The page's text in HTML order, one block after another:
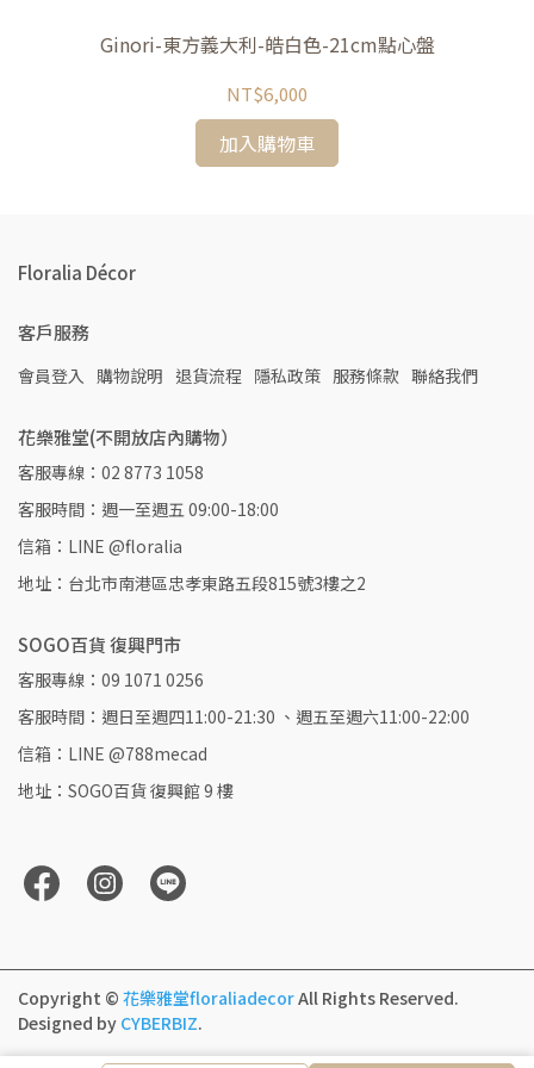
Ginori-東方義大利-皓白色-21cm點心盤
NT$6,000
加入購物車
Floralia Décor
客戶服務
會員登入 購物說明 退貨流程 隱私政策 服務條款 聯絡我們
花樂雅堂(不開放店內購物）
客服專線：02 8773 1058
客服時間：週一至週五 09:00-18:00
信箱：LINE @floralia
地址：台北市南港區忠孝東路五段815號3樓之2
SOGO百貨 復興門市
客服專線：09 1071 0256
客服時間：週日至週四11:00-21:30 、週五至週六11:00-22:00
信箱：LINE @788mecad
地址：SOGO百貨 復興館 9 樓
Copyright © 花樂雅堂floraliadecorAll Rights Reserved.
Designed by CYBERBIZ.